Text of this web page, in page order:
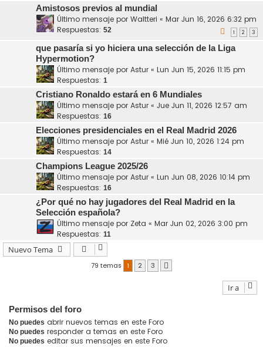
Amistosos previos al mundial
Último mensaje por Waltteri « Mar Jun 16, 2026 6:32 pm
Respuestas: 52 1 2 3
que pasaría si yo hiciera una selección de la Liga
Hypermotion?
Último mensaje por Astur « Lun Jun 15, 2026 11:15 pm
Respuestas: 1
Cristiano Ronaldo estará en 6 Mundiales
Último mensaje por Astur « Jue Jun 11, 2026 12:57 am
Respuestas: 16
Elecciones presidenciales en el Real Madrid 2026
Último mensaje por Astur « Mié Jun 10, 2026 1:24 pm
Respuestas: 14
Champions League 2025/26
Último mensaje por Astur « Lun Jun 08, 2026 10:14 pm
Respuestas: 16
¿Por qué no hay jugadores del Real Madrid en la
Selección española?
Último mensaje por Zeta « Mar Jun 02, 2026 3:00 pm
Respuestas: 11
Nuevo Tema
79 temas 1 2 3
Ir a
Permisos del foro
No puedes abrir nuevos temas en este Foro
No puedes responder a temas en este Foro
No puedes editar sus mensajes en este Foro